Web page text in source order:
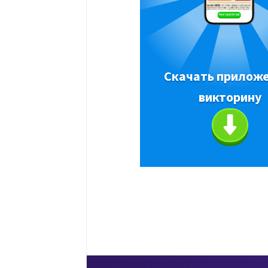
Скачать
викторину